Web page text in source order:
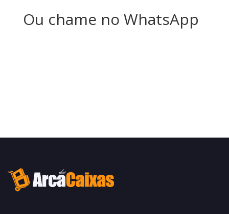
Ou chame no WhatsApp